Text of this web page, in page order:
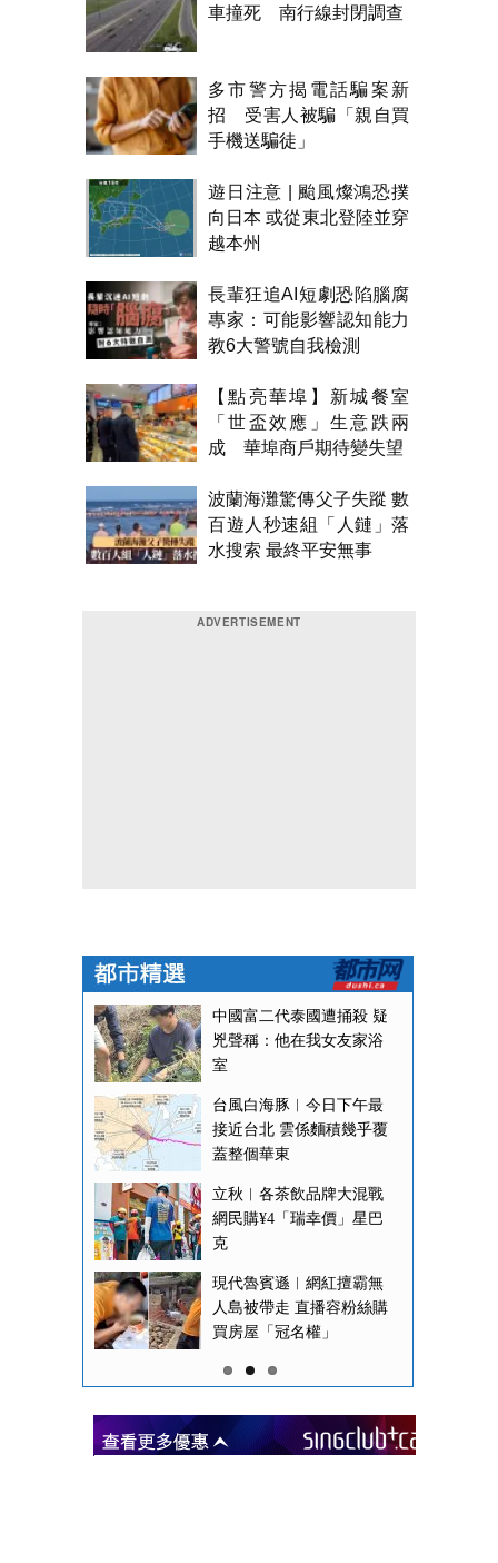
車撞死 南行線封閉調查
多市警方揭電話騙案新
招 受害人被騙「親自買
手機送騙徒」
遊日注意 | 颱風燦鴻恐撲
向日本 或從東北登陸並穿
越本州
長輩狂追AI短劇恐陷腦腐
專家：可能影響認知能力
教6大警號自我檢測
【點亮華埠】新城餐室
「世盃效應」生意跌兩
成 華埠商戶期待變失望
波蘭海灘驚傳父子失蹤 數
百遊人秒速組「人鏈」落
水搜索 最終平安無事